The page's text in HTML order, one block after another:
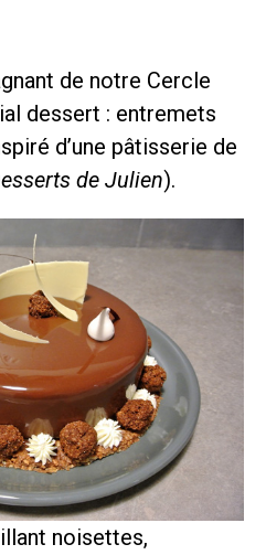
de notre Cercle
dessert : entremets
d’une pâtisserie de
de Julien).
noisettes,